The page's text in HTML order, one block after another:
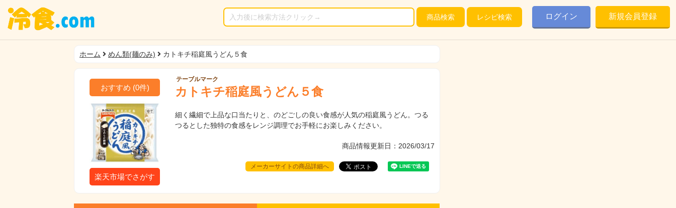
商品検索 レシピ検索 ログイン 新規会員登録
ホーム めん類(麺のみ) カトキチ稲庭風うどん５食
おすすめ (0件)
楽天市場でさがす
テーブルマーク
カトキチ稲庭風うどん５食
細く繊細で上品な口当たりと、のどごしの良い食感が人気の稲庭風うどん。つる
つるとした独特の食感をレンジ調理でお手軽にお楽しみください。
商品情報更新日：2026/03/17
メーカーサイトの商品詳細へ